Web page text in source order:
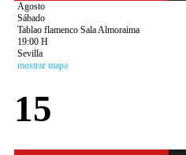
Agosto
Sábado
Tablao flamenco Sala Almoraima
19:00 H
Sevilla
mostrar mapa
15